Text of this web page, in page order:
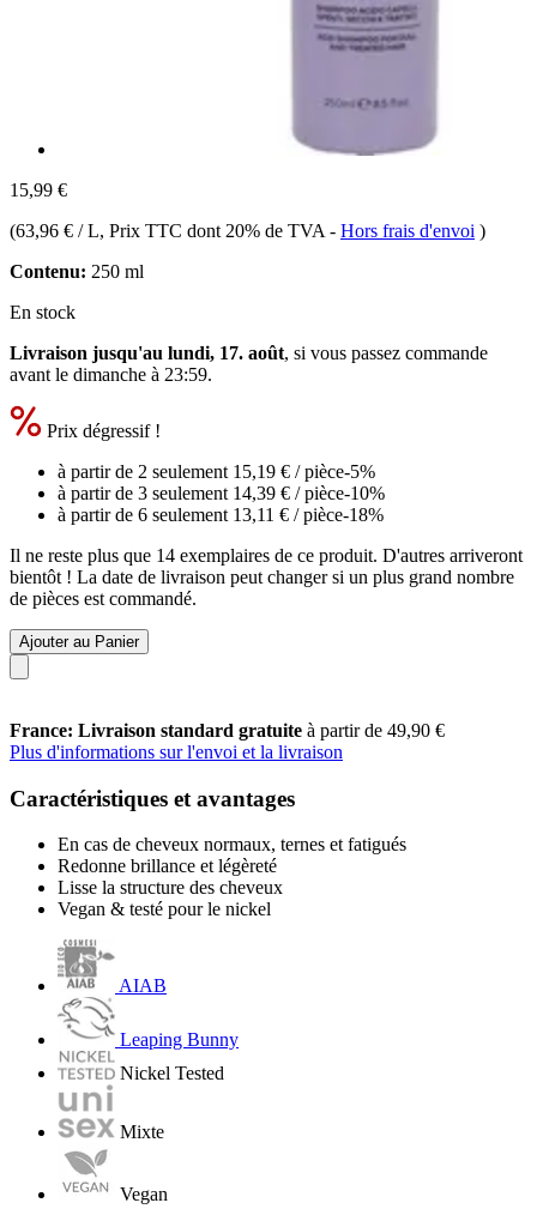
15,99 €
(63,96 € / L, Prix TTC dont 20% de TVA - Hors frais d'envoi )
Contenu: 250 ml
En stock
Livraison jusqu'au lundi, 17. août, si vous passez commande
avant le dimanche à 23:59.
Prix dégressif !
à partir de 2 seulement 15,19 € / pièce-5%
à partir de 3 seulement 14,39 € / pièce-10%
à partir de 6 seulement 13,11 € / pièce-18%
Il ne reste plus que 14 exemplaires de ce produit. D'autres arriveront
bientôt ! La date de livraison peut changer si un plus grand nombre
de pièces est commandé.
Ajouter au Panier
France: Livraison standard gratuite à partir de 49,90 €
Plus d'informations sur l'envoi et la livraison
Caractéristiques et avantages
En cas de cheveux normaux, ternes et fatigués
Redonne brillance et légèreté
Lisse la structure des cheveux
Vegan & testé pour le nickel
AIAB
Leaping Bunny
Nickel Tested
Mixte
Vegan